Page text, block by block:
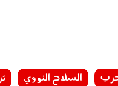
السلاح النووي